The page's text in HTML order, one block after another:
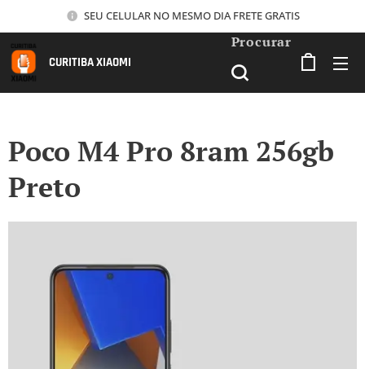
SEU CELULAR NO MESMO DIA FRETE GRATIS
CURITIBA XIAOMI
Procurar
Poco M4 Pro 8ram 256gb
Preto